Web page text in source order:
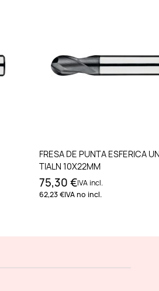
Añadir al
FRESA DE PUNTA ESFERICA
TIALN 10X22MM
75,30 €IVA incl.
62,23 €IVA no incl.